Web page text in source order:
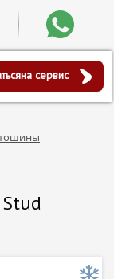
на сервис